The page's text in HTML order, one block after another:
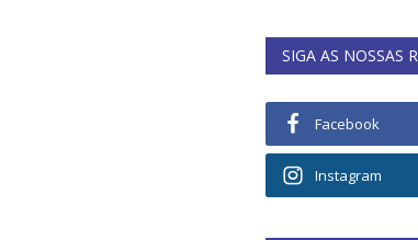
SIGA AS NOSSAS
Facebook
Instagram